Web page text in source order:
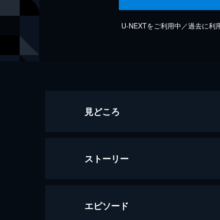
U-NEXTをご利用中／過去に利
見どころ
ストーリー
エピソード